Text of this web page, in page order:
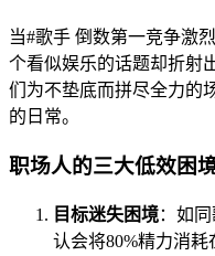
当#歌手 倒数第一竞争激
个看似娱乐的话题却折射
们为不垫底而拼尽全力的
的日常。
职场人的三大低效困
目标迷失困境：如
认会将80%精力消